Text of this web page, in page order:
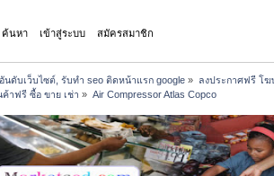
ค้นหา เข้าสู่ระบบ สมัครสมาชิก
นดับเว็บไซต์, รับทำ seo ติดหน้าแรก google » ลงประกาศฟรี โ
าฟรี ซื้อ ขาย เช่า » Air Compressor Atlas Copco